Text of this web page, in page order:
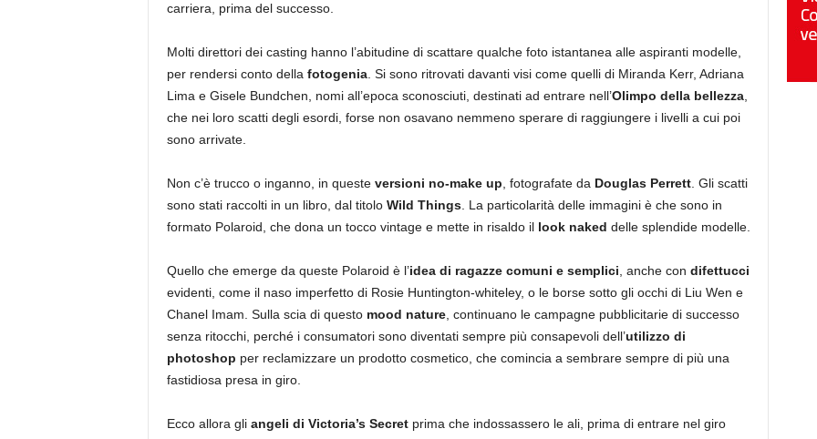
carriera, prima del successo.
Molti direttori dei casting hanno l’abitudine di scattare qualche foto istantanea alle aspiranti modelle,
per rendersi conto della fotogenia. Si sono ritrovati davanti visi come quelli di Miranda Kerr, Adriana
Lima e Gisele Bundchen, nomi all’epoca sconosciuti, destinati ad entrare nell’Olimpo della bellezza,
che nei loro scatti degli esordi, forse non osavano nemmeno sperare di raggiungere i livelli a cui poi
sono arrivate.
Non c’è trucco o inganno, in queste versioni no-make up , fotografate da Douglas Perrett. Gli scatti
sono stati raccolti in un libro, dal titolo Wild Things. La particolarità delle immagini è che sono in
formato Polaroid, che dona un tocco vintage e mette in risaldo il look naked delle splendide modelle.
Quello che emerge da queste Polaroid è l’idea di ragazze comuni e semplici , anche con difettucci
evidenti, come il naso imperfetto di Rosie Huntington-whiteley, o le borse sotto gli occhi di Liu Wen e
Chanel Imam. Sulla scia di questo mood nature, continuano le campagne pubblicitarie di successo
senza ritocchi, perché i consumatori sono diventati sempre più consapevoli dell’utilizzo di
photoshop per reclamizzare un prodotto cosmetico, che comincia a sembrare sempre di più una
fastidiosa presa in giro.
Ecco allora gli angeli di Victoria’s Secretprima che indossassero le ali, prima di entrare nel giro